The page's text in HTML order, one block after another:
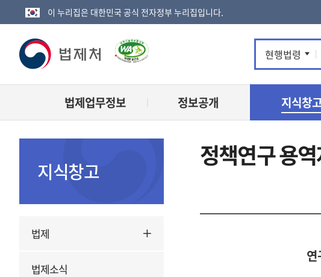
이 누리집은 대한민국 공식 전자정부 누리집입니다.
법
제
로
통
현행법령
법제업무정보 정보공개 지식창
지식창고
법제
법제소식
정책연구 용